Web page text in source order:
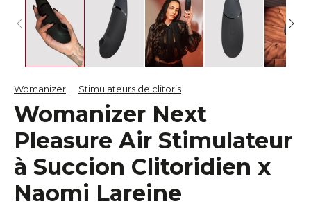
Womanizer Stimulateurs de clitoris
Womanizer Next
Pleasure Air Stimulateur
à Succion Clitoridien x
Naomi Lareine